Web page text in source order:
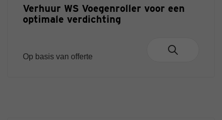
Verhuur WS Voegenroller voor een
optimale verdichting
Op basis van offerte